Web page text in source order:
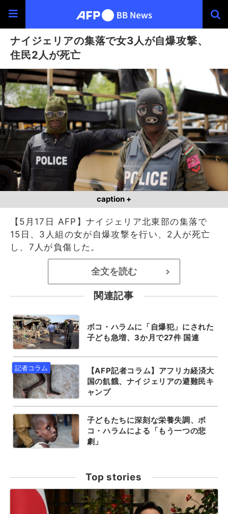
ナイジェリアの集落で女3人が自爆攻撃、
住民2人が死亡
caption +
【5月17日 AFP】ナイジェリア北東部の集落で
15日、3人組の女が自爆攻撃を行い、2人が死亡
し、7人が負傷した。
全文を読む >
関連記事
ボコ・ハラムに「自爆犯」にされた
子ども急増、3か月で27件 国連
【AFP記者コラム】アフリカ経済大
国の飢餓、ナイジェリアの避難民キ
ャンプ
子どもたちに深刻な栄養失調、ボ
コ・ハラムによる「もう一つの悲
劇」
Top stories